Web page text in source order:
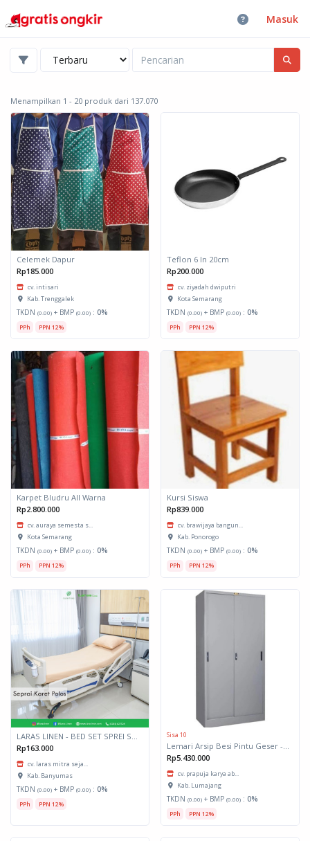
Masuk
Menampilkan 1 - 20 produk dari 137.070
Celemek Dapur
Rp185.000
cv. intisari
Kab. Trenggalek
TKDN (0.00) + BMP (0.00) : 0%
PPh PPN 12%
Teflon 6 In 20cm
Rp200.000
cv. ziyadah dwiputri
Kota Semarang
TKDN (0.00) + BMP (0.00) : 0%
PPh PPN 12%
Karpet Bludru All Warna
Rp2.800.000
cv. auraya semesta s...
Kota Semarang
TKDN (0.00) + BMP (0.00) : 0%
PPh PPN 12%
Kursi Siswa
Rp839.000
cv. brawijaya bangun...
Kab. Ponorogo
TKDN (0.00) + BMP (0.00) : 0%
PPh PPN 12%
Rp163.000
cv. laras mitra seja...
Kab. Banyumas
TKDN (0.00) + BMP (0.00) : 0%
PPh PPN 12%
Sisa 10
Rp5.430.000
cv. prapuja karya ab...
Kab. Lumajang
TKDN (0.00) + BMP (0.00) : 0%
PPh PPN 12%